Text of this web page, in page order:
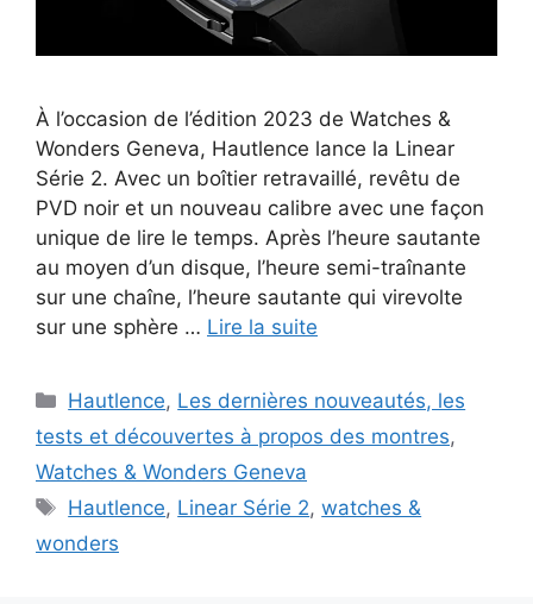
À l’occasion de l’édition 2023 de Watches &
Wonders Geneva, Hautlence lance la Linear
Série 2. Avec un boîtier retravaillé, revêtu de
PVD noir et un nouveau calibre avec une façon
unique de lire le temps. Après l’heure sautante
au moyen d’un disque, l’heure semi-traînante
sur une chaîne, l’heure sautante qui virevolte
sur une sphère … Lire la suite
Catégories
Hautlence, Les dernières nouveautés, les
tests et découvertes à propos des montres,
Watches & Wonders Geneva
Étiquettes
Hautlence, Linear Série 2,watches &
wonders